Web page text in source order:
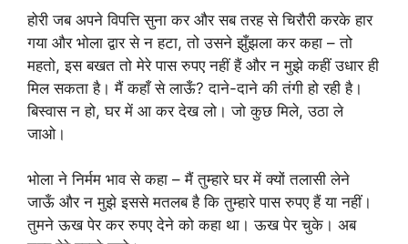
होरी जब अपने विपत्ति सुना कर और सब तरह से चिरौरी करके हार
गया और भोला द्वार से न हटा, तो उसने झुँझला कर कहा – तो
महतो, इस बखत तो मेरे पास रुपए नहीं हैं और न मुझे कहीं उधार ही
मिल सकता है। मैं कहाँ से लाऊँ? दाने-दाने की तंगी हो रही है।
बिस्वास न हो, घर में आ कर देख लो। जो कुछ मिले, उठा ले
जाओ।
भोला ने निर्मम भाव से कहा – मैं तुम्हारे घर में क्यों तलासी लेने
जाऊँ और न मुझे इससे मतलब है कि तुम्हारे पास रुपए हैं या नहीं।
तुमने ऊख पेर कर रुपए देने को कहा था। ऊख पेर चुके। अब